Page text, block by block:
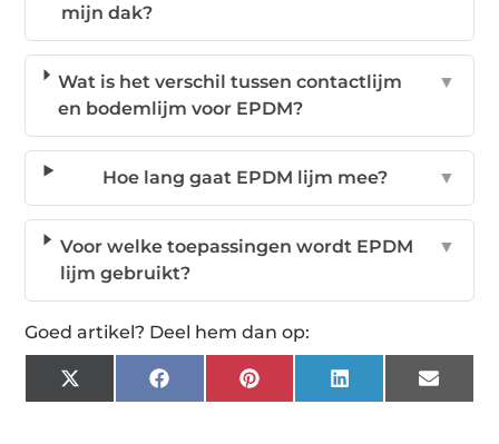
mijn dak?
Wat is het verschil tussen contactlijm
en bodemlijm voor EPDM?
▼
Hoe lang gaat EPDM lijm mee? ▼
Voor welke toepassingen wordt EPDM
lijm gebruikt?
▼
Goed artikel? Deel hem dan op:
X
(Twitter)
FacebookPinterestLinkedIn Email